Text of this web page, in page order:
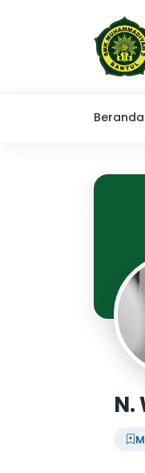
Beranda
N.